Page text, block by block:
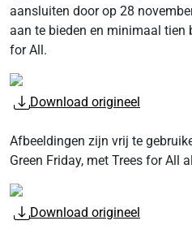
aansluiten door op 28
aan te bieden en minimaal tien
for All.
Download origineel
Afbeeldingen zijn vrij te
Green Friday, met Trees for All
Download origineel